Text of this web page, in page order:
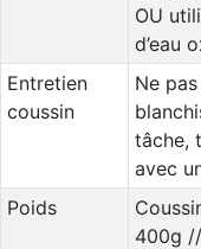
OU
d’eau
Entretien
coussin
Ne
tâche,
avec
Poids
400g